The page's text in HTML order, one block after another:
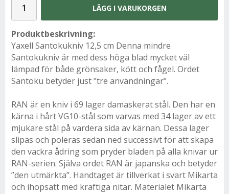
LÄGG I VARUKORGEN
Produktbeskrivning:
Yaxell Santokukniv 12,5 cm Denna mindre
Santokukniv är med dess höga blad mycket väl
lämpad för både grönsaker, kött och fågel. Ordet
Santoku betyder just "tre användningar".
RAN är en kniv i 69 lager damaskerat stål. Den har en
kärna i hårt VG10-stål som varvas med 34 lager av ett
mjukare stål på vardera sida av kärnan. Dessa lager
slipas och poleras sedan ned successivt för att skapa
den vackra ådring som pryder bladen på alla knivar ur
RAN-serien. Själva ordet RAN är japanska och betyder
”den utmärkta”. Handtaget är tillverkat i svart Mikarta
och ihopsatt med kraftiga nitar. Materialet Mikarta